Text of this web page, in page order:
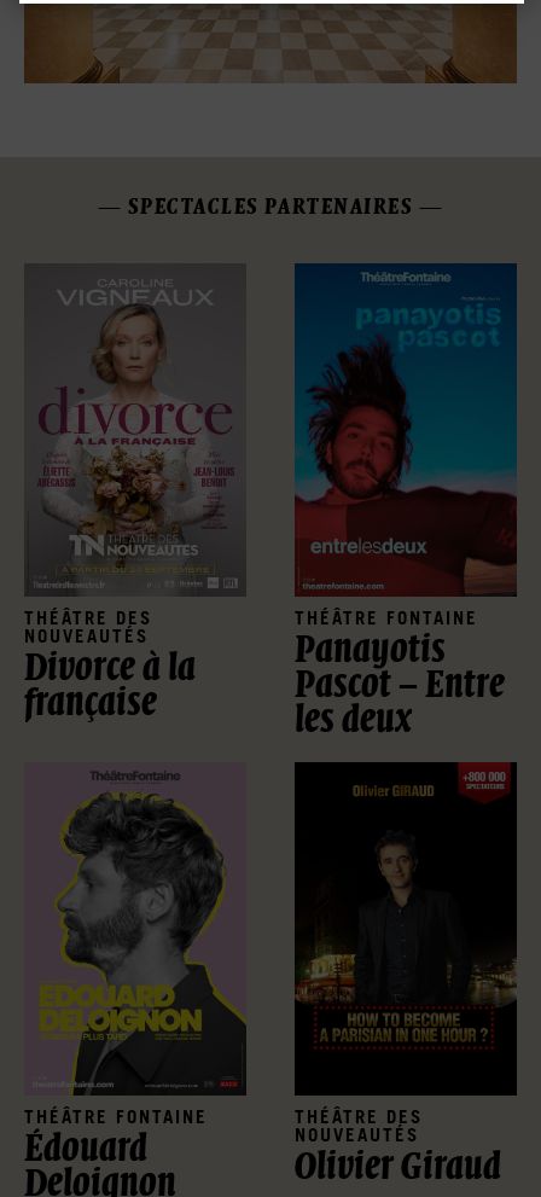
SPECTACLES PARTENAIRES
THÉÂTRE DES
NOUVEAUTÉS
Divorce à la
française
THÉÂTRE FONTAINE
Panayotis
Pascot – Entre
les deux
THÉÂTRE FONTAINE
Édouard
Deloignon
THÉÂTRE DES
NOUVEAUTÉS
Olivier Giraud